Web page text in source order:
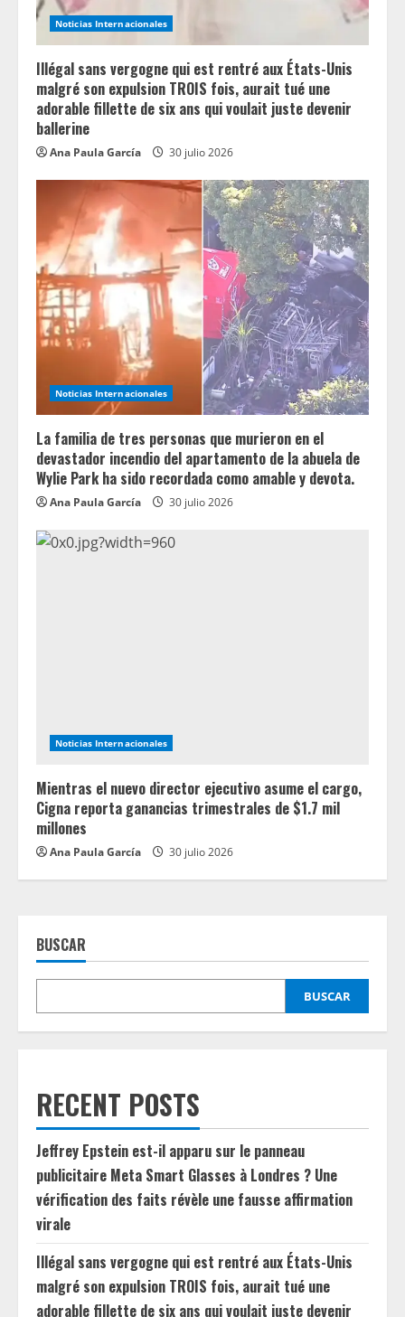
i
n
g
Noticias Internacionales
Illégal sans vergogne qui est rentré aux États-Unis
malgré son expulsion TROIS fois, aurait tué une
adorable fillette de six ans qui voulait juste devenir
ballerine
Ana Paula García 30 julio 2026
Noticias Internacionales
La familia de tres personas que murieron en el
devastador incendio del apartamento de la abuela de
Wylie Park ha sido recordada como amable y devota.
Ana Paula García 30 julio 2026
Noticias Internacionales
Mientras el nuevo director ejecutivo asume el cargo,
Cigna reporta ganancias trimestrales de $1.7 mil
millones
Ana Paula García 30 julio 2026
BUSCAR
BUSCAR
RECENT POSTS
Jeffrey Epstein est-il apparu sur le panneau
publicitaire Meta Smart Glasses à Londres ? Une
vérification des faits révèle une fausse affirmation
virale
Illégal sans vergogne qui est rentré aux États-Unis
malgré son expulsion TROIS fois, aurait tué une
adorable fillette de six ans qui voulait juste devenir